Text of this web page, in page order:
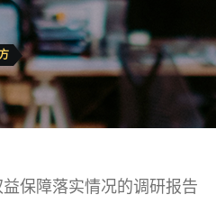
保障落实情况的调研报告